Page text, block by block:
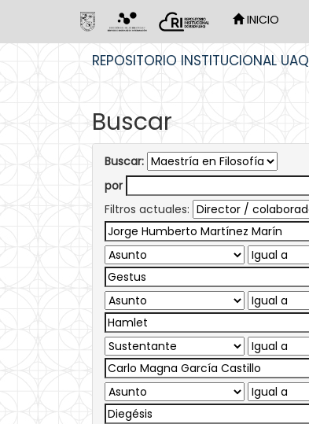
INICIO
REPOSITORIO INSTITUCIONAL UAQ
Buscar
Buscar:
por
Filtros actuales: